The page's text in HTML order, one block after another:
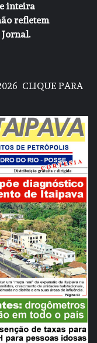
inteira
refletem
CLIQUE PARA